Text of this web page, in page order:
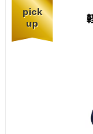
pick
up